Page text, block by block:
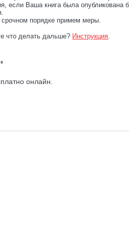
если Ваша книга была опубликована
порядке примем меры.
что делать дальше? Инструкция.
онлайн.